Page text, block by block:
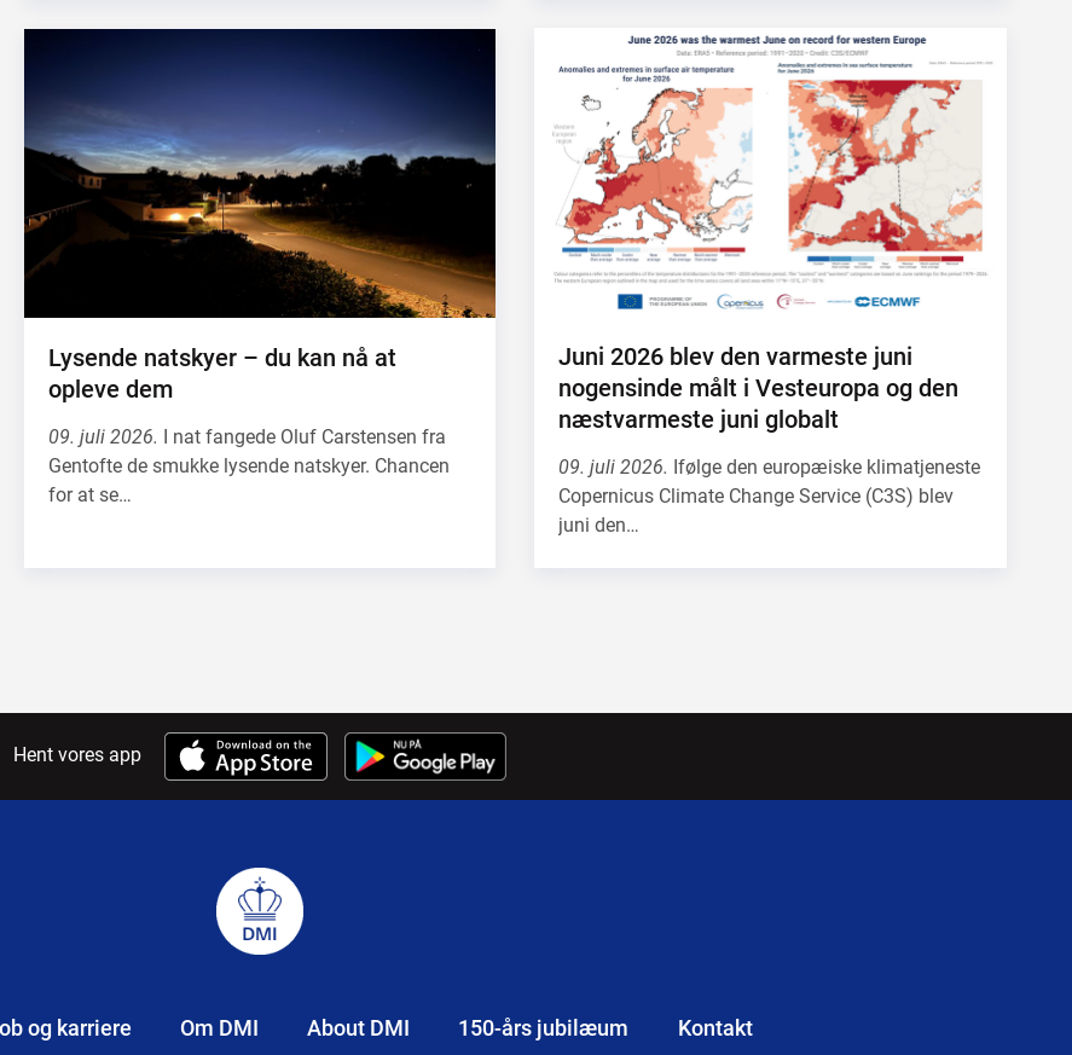
Lysende natskyer – du kan nå at
opleve dem
09. juli 2026. I nat fangede Oluf Carstensen fra
Gentofte de smukke lysende natskyer. Chancen
for at se…
Juni 2026 blev den varmeste juni
nogensinde målt i Vesteuropa og den
næstvarmeste juni globalt
09. juli 2026. Ifølge den europæiske klimatjeneste
Copernicus Climate Change Service (C3S) blev
juni den…
Hent vores app
og karriere Om DMI About DMI 150-års jubilæum Kontakt